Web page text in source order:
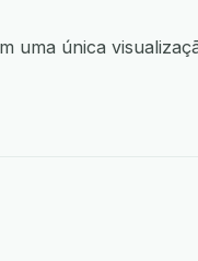
uma única